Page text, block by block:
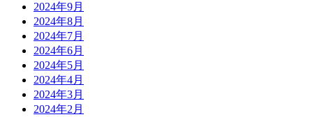
2024年9月
2024年8月
2024年7月
2024年6月
2024年5月
2024年4月
2024年3月
2024年2月